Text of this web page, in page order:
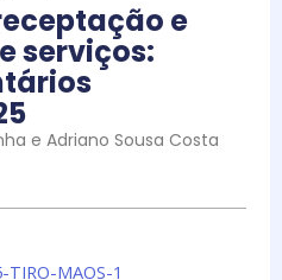
e
serviços:
e Adriano Sousa Costa